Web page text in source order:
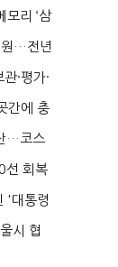
리 ‘삼
원…전년
·평가·
간에 충
…코스
선 회복
'대통령
시 협